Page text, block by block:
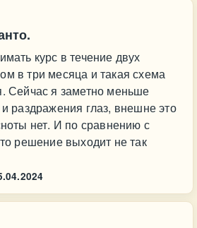
курс в течение двух
в три месяца и такая схема
Сейчас я заметно меньше
раздражения глаз, внешне это
нет. И по сравнению с
решение выходит не так